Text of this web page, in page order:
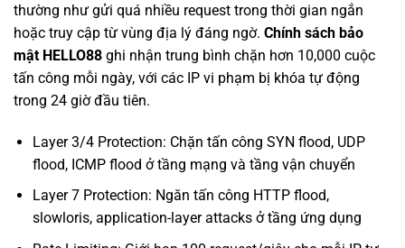
thường như gửi quá nhiều request trong thời gian ngắn
hoặc truy cập từ vùng địa lý đáng ngờ. Chính sách bảo
mật HELLO88 ghi nhận trung bình chặn hơn 10,000 cuộc
tấn công mỗi ngày, với các IP vi phạm bị khóa tự động
trong 24 giờ đầu tiên.
Layer 3/4 Protection: Chặn tấn công SYN flood, UDP
flood, ICMP flood ở tầng mạng và tầng vận chuyển
Layer 7 Protection: Ngăn tấn công HTTP flood,
slowloris, application-layer attacks ở tầng ứng dụng